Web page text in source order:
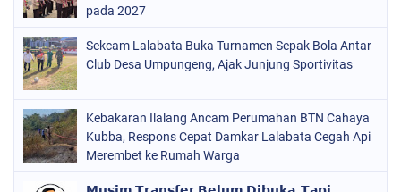
POLRI
SOPPENG (1885)
SULSEL
pada 2027
Sekcam Lalabata Buka Turnamen Sepak Bola Antar
Club Desa Umpungeng, Ajak Junjung Sportivitas
Kebakaran Ilalang Ancam Perumahan BTN Cahaya
Kubba, Respons Cepat Damkar Lalabata Cegah Api
Merembet ke Rumah Warga